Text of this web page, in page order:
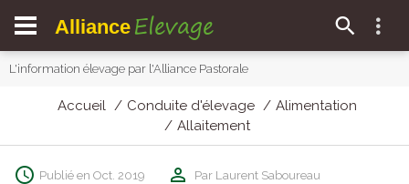
Alliance Elevage
L'information élevage par l'Alliance Pastorale
Accueil Conduite d'élevage
Alimentation
Allaitement
Publié en Oct. 2019 Par Laurent Saboureau